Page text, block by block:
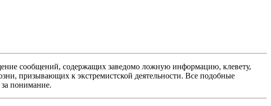
сообщений, содержащих заведомо ложную информацию, клевету,
призывающих к экстремистской деятельности. Все подобные
понимание.